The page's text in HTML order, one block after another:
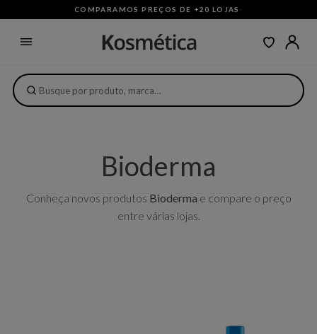
COMPARAMOS PREÇOS DE +20 LOJAS ·
Bioderma
Conheça novos produtos Bioderma e compare o preço
entre várias lojas.